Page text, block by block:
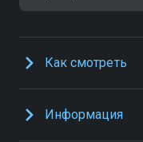
Как смотреть
Информация